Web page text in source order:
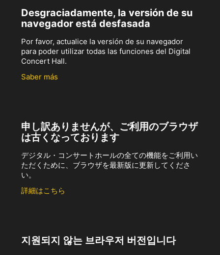
Desgraciadamente, la versión de su
navegador está desfasada
Por favor, actualice la versión de su navegador
para poder utilizar todas las funciones del Digital
Concert Hall.
Saber más
申し訳ありませんが、ご利用のブラウザ
は古くなっております
デジタル・コンサートホールの全ての機能をご利用い
ただくために、ブラウザを最新版に更新してくださ
い。
詳細はこちら
지원되지 않는 브라우저 버전입니다